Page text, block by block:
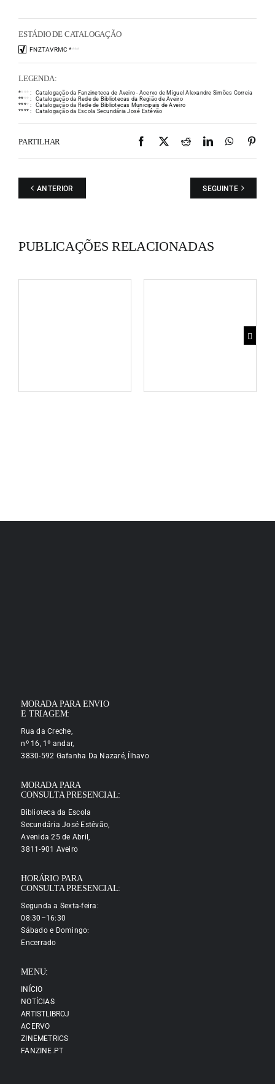
ESTÁDIO DE CATALOGAÇÃO
FNZTAVRMC ****
LEGENDA:
** * * :
Catalogação da Fanzineteca de Aveiro - Acervo de Miguel Alexandre Simões Correia
** * * :
Catalogação da Rede de Bibliotecas da Região de Aveiro
**** :
Catalogação da Rede de Bibliotecas Municipais de Aveiro
**** : Catalogação da Escola Secundária José Estêvão
PARTILHAR Facebook
X RedditLinkedIn
ANTERIOR SEGUINTE
PUBLICAÇÕES RELACIONADAS
MORADA PARA ENVIO
E TRIAGEM:
Rua da Creche,
nº 16, 1º andar,
3830-592 Gafanha Da Nazaré, Ílhavo
MORADA PARA
CONSULTA PRESENCIAL:
Biblioteca da Escola
Secundária José Estêvão,
Avenida 25 de Abril,
3811-901 Aveiro
HORÁRIO PARA
CONSULTA PRESENCIAL:
Segunda a Sexta-feira:
08:30–16:30
Sábado e Domingo:
Encerrado
MENU:
INÍCIO
NOTÍCIAS
ARTISTLIBROJ
ACERVO
ZINEMETRICS
FANZINE.PT